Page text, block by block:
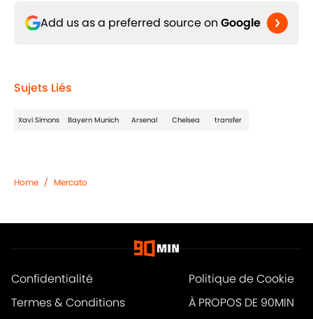
Add us as a preferred source on Google
Sujets Liés
Xavi Simons Bayern Munich Arsenal Chelsea transfer
Home / Mercato
Confidentialité
Politique de Cookie
Termes & Conditions
À PROPOS DE 90MIN